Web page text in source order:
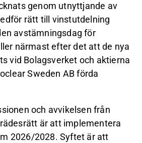
genom utnyttjande av
rätt till vinstutdelning
avstämningsdag för
närmast efter det att de nya
vid Bolagsverket och aktierna
Sweden AB förda
och avvikelsen från
är att implementera
2026/2028. Syftet är att